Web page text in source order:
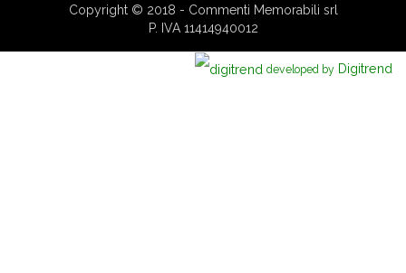
Copyright © 2018 - Commenti Memorabili srl
P. IVA 11414940012
developed by Digitrend